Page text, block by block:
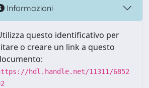
Informazioni
questo identificativo per
o creare un link a questo
hdl.handle.net/11311/6852